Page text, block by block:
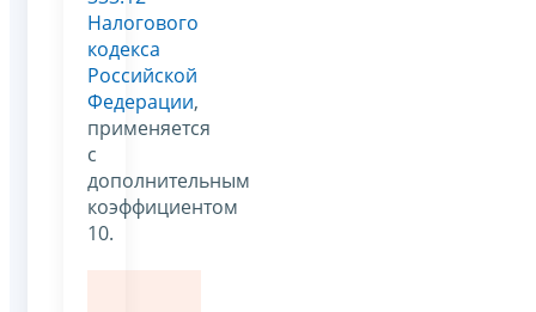
Налогового
кодекса
Российской
Федерации,
применяется
с
дополнительным
коэффициентом
10.